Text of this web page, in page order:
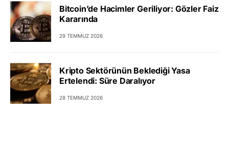
Bitcoin’de Hacimler Geriliyor: Gözler Faiz
Kararında
29 TEMMUZ 2026
Kripto Sektörünün Beklediği Yasa
Ertelendi: Süre Daralıyor
28 TEMMUZ 2026